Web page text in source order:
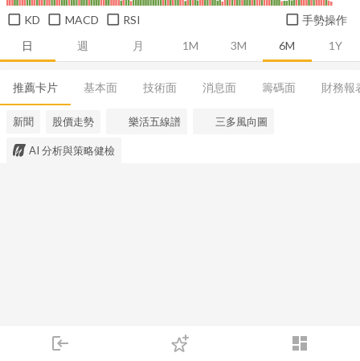
login dashboard
下單
日 週 月 1M 3M 6M 1Y
KD MACD RSI 手勢操作
推薦卡片 基本面 技術面 消息面 籌碼面 財務報
新聞 股價走勢 樂活五線譜 三多風向圖
AI 分析與策略健檢